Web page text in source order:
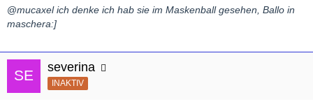
Madama Butterfly 1 Mal 21..11.1970
Otello Desdemona 3 Mal 17.04.1988 24.04.1988
Gruss aus Muc
@mucaxel ich denke ich hab sie im Maskenball gesehen, Ballo in
maschera:]
severina
INAKTIV